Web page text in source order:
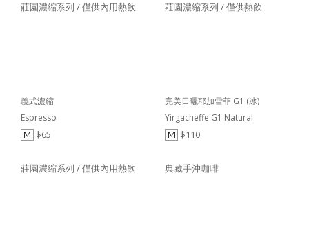
莊園濃縮系列 / 僅供內用熱飲 莊園濃縮系列 / 僅供熱飲
義式濃縮
Espresso
M $65
莊園濃縮系列 / 僅供內用熱飲
完美日曬耶加雪菲 G1 (冰)
Yirgacheffe G1 Natural
M $110
典藏手沖咖啡